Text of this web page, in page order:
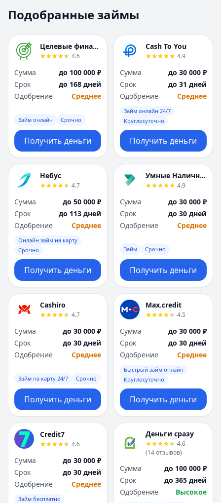
Набережные Челны
Нижний Новгород
Новокузнецк
Новосибирск
Омск
П
Пенза
Пермь
Р
Ростов-на-Дону
Рязань
С
Самара
Санкт-Петербург
Саратов
Сочи
Сургут
Т
Тверь
Тольятти
Томск
Тула
Тюмень
Ульяновск
Уфа
Х
Хабаровск
Ч
Чебоксары
Челябинск
Чита
Я
Ярославль
Вся Россия
Набережные
Нижний Новгород
Новокузнецк
Новосибирск
Омск
Оренбург
П
Пенза
Пермь
Р
Ростов-на-Дону
Рязань
С
Самара
Санкт-Петербург
Саратов
Сочи
Сургут
Т
Тверь
Тольятти
Томск
Тула
Тюмень
Ульяновск
Уфа
Х
Хабаровск
Ч
Чебоксары
Челябинск
Чита
Я
Ярославль
Вся Россия
Подобранные займы
Целевые финансы
4.6
Сумма
до 100 000 ₽
Срок
до 168 дней
Одобрение
Среднее
Займ онлайн Срочно
Получить деньги
Cash To You
4.9
Сумма
до 30 000 ₽
Срок
до 31 дней
Одобрение
Среднее
Займ онлайн 24/7
Круглосуточно
Получить деньги
Небус
4.7
Сумма
до 50 000 ₽
Срок
до 113 дней
Одобрение
Среднее
Онлайн займ на карту
Срочно
Получить деньги
Умные Наличные
4.9
Сумма
до 30 000 ₽
Срок
до 30 дней
Одобрение
Среднее
Займ Срочно
Получить деньги
Cashiro
4.7
Сумма
до 30 000 ₽
Срок
до 30 дней
Одобрение
Среднее
Займ на карту 24/7 Срочно
Получить деньги
Max.credit
4.5
Сумма
до 30 000 ₽
Срок
до 30 дней
Одобрение
Среднее
Быстрый займ онлайн
Круглосуточно
Получить деньги
Credit7
4.6
Сумма
до 30 000 ₽
Срок
до 30 дней
Одобрение
Среднее
Займ бесплатно
Деньги сразу
4.6
(14отзывов)
Сумма
до 100 000 ₽
Срок
до 365 дней
Одобрение
Высокое